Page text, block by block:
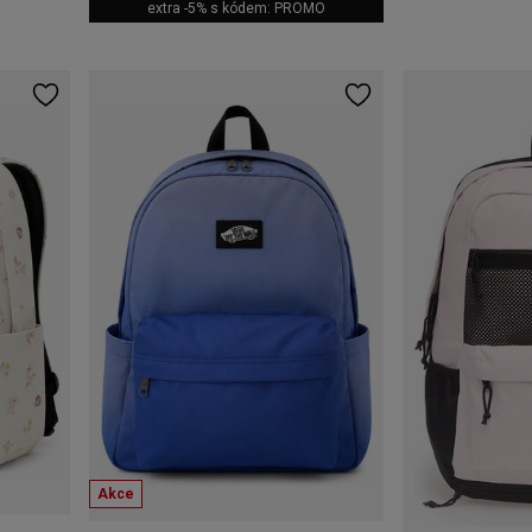
extra -5% s kódem: PROMO
Akce